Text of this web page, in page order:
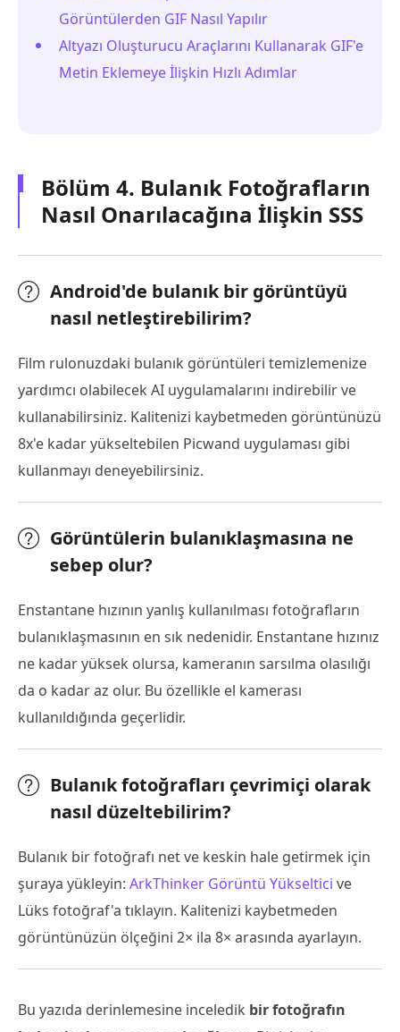
Görüntülerden GIF Nasıl Yapılır
Altyazı Oluşturucu Araçlarını Kullanarak GIF'e
Metin Eklemeye İlişkin Hızlı Adımlar
Bölüm 4. Bulanık Fotoğrafların
Nasıl Onarılacağına İlişkin SSS
Android'de bulanık bir görüntüyü
nasıl netleştirebilirim?
Film rulonuzdaki bulanık görüntüleri temizlemenize
yardımcı olabilecek AI uygulamalarını indirebilir ve
kullanabilirsiniz. Kalitenizi kaybetmeden görüntünüzü
8x'e kadar yükseltebilen Picwand uygulaması gibi
kullanmayı deneyebilirsiniz.
Görüntülerin bulanıklaşmasına ne
sebep olur?
Enstantane hızının yanlış kullanılması fotoğrafların
bulanıklaşmasının en sık nedenidir. Enstantane hızınız
ne kadar yüksek olursa, kameranın sarsılma olasılığı
da o kadar az olur. Bu özellikle el kamerası
kullanıldığında geçerlidir.
Bulanık fotoğrafları çevrimiçi olarak
nasıl düzeltebilirim?
Bulanık bir fotoğrafı net ve keskin hale getirmek için
şuraya yükleyin: ArkThinker Görüntü Yükseltici ve
Lüks fotoğraf'a tıklayın. Kalitenizi kaybetmeden
görüntünüzün ölçeğini 2× ila 8× arasında ayarlayın.
Bu yazıda derinlemesine inceledik bir fotoğrafın